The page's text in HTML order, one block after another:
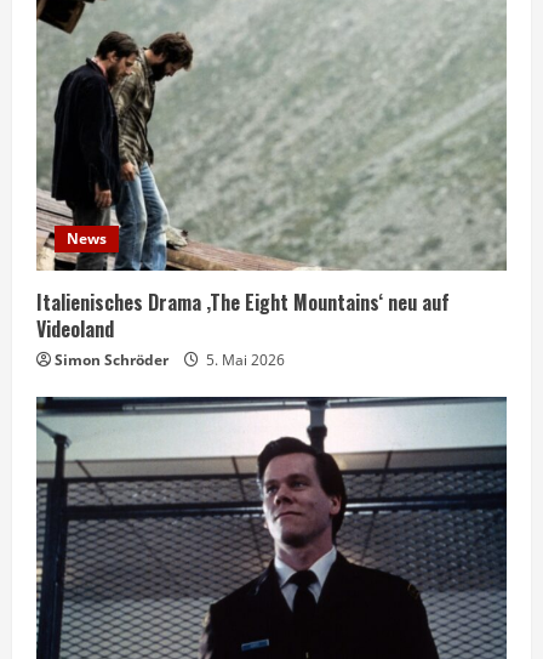
News
Italienisches Drama ‚The Eight Mountains‘ neu auf
Videoland
Simon Schröder 5. Mai 2026